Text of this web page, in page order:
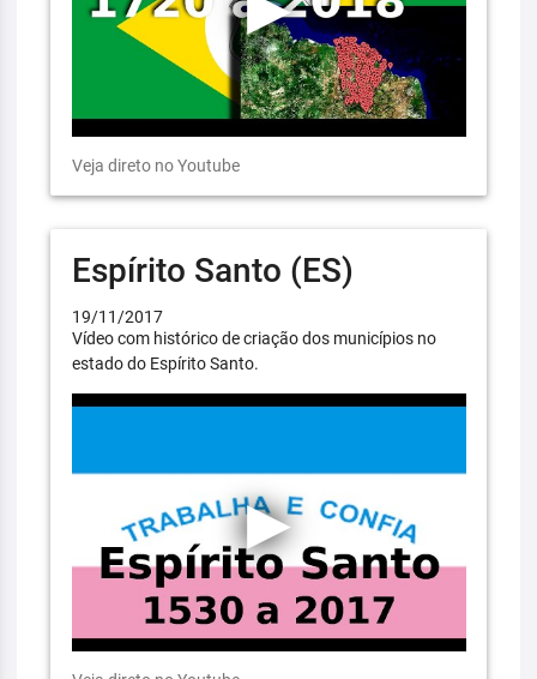
Veja direto no Youtube
Espírito Santo (ES)
19/11/2017
Vídeo com histórico de criação dos municípios no
estado do Espírito Santo.